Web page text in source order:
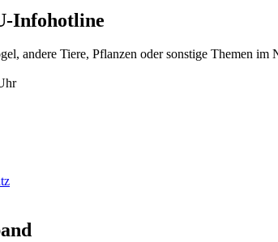
Infohotline
andere Tiere, Pflanzen oder sonstige Themen im